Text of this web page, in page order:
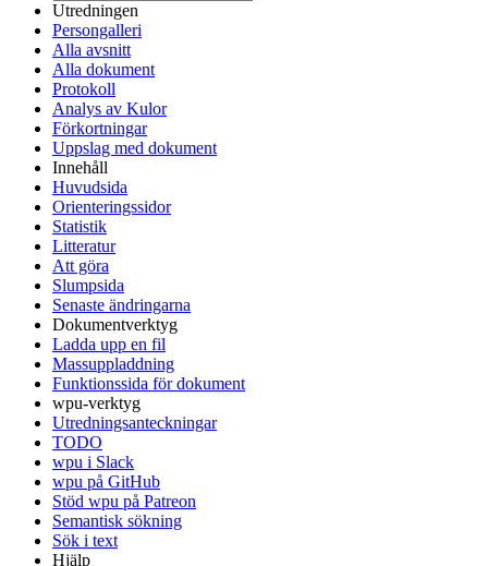
Utredningen
Persongalleri
Alla avsnitt
Alla dokument
Protokoll
Analys av Kulor
Förkortningar
Uppslag med dokument
Innehåll
Huvudsida
Orienteringssidor
Statistik
Litteratur
Att göra
Slumpsida
Senaste ändringarna
Dokumentverktyg
Ladda upp en fil
Massuppladdning
Funktionssida för dokument
wpu-verktyg
Utredningsanteckningar
TODO
wpu i Slack
wpu på GitHub
Stöd wpu på Patreon
Semantisk sökning
Sök i text
Hjälp